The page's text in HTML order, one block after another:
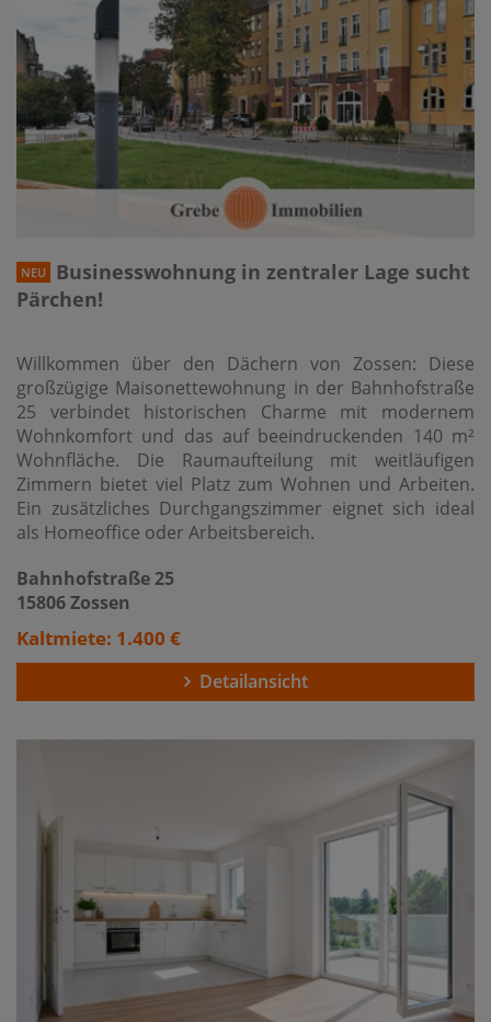
NEU
Businesswohnung in zentraler Lage sucht
Pärchen!
Willkommen über den Dächern von Zossen: Diese
großzügige Maisonettewohnung in der Bahnhofstraße
25 verbindet historischen Charme mit modernem
Wohnkomfort und das auf beeindruckenden 140 m²
Wohnfläche. Die Raumaufteilung mit weitläufigen
Zimmern bietet viel Platz zum Wohnen und Arbeiten.
Ein zusätzliches Durchgangszimmer eignet sich ideal
als Homeoffice oder Arbeitsbereich.
Bahnhofstraße 25
15806 Zossen
Kaltmiete: 1.400 €
Detailansicht